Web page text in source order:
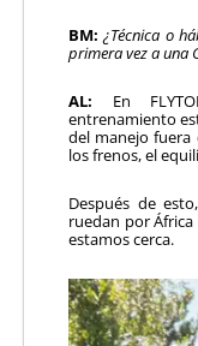
BM: ¿Técnica o
primera vez a una
AL: En
entrenamiento
del manejo fuera
los frenos, el
Después de
ruedan por
estamos cerca.